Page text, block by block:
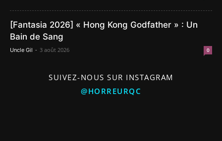
[Fantasia 2026] « Hong Kong Godfather » : Un
Bain de Sang
Uncle Gil - 3 août 2026 0
SUIVEZ-NOUS SUR INSTAGRAM
@HORREURQC